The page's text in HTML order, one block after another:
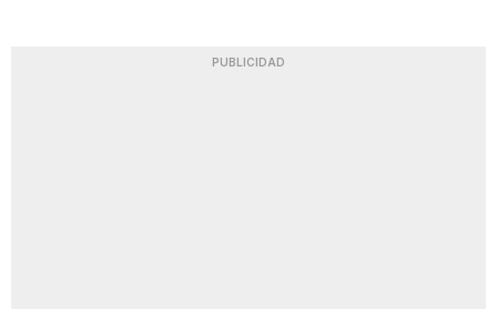
PUBLICIDAD